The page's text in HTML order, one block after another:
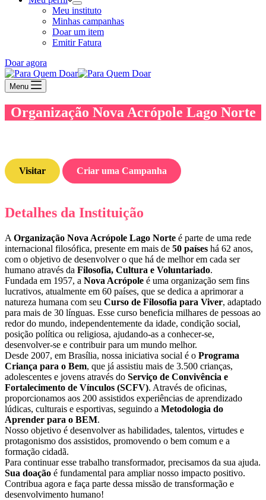
Meu instituto
Minhas campanhas
Doar um item
Emitir Fatura
Doar agora
Menu
Organização Nova Acrópole Lago Norte
Visitar Criar uma Campanha
Detalhes da Instituição
A Organização Nova Acrópole Lago Norte é parte de uma rede
internacional filosófica, presente em mais de 50 países há 62 anos,
com o objetivo de desenvolver o que há de melhor em cada ser
humano através da Filosofia, Cultura e Voluntariado.
Fundada em 1957, a Nova Acrópole é uma organização sem fins
lucrativos, atualmente em 60 países, que se dedica a aprimorar a
natureza humana com seu Curso de Filosofia para Viver, adaptado
para mais de 30 línguas. Esse curso beneficia milhares de pessoas ao
redor do mundo, independentemente da idade, condição social,
posição política ou religiosa, ajudando-as a conhecer-se,
desenvolver-se e contribuir para um mundo melhor.
Desde 2007, em Brasília, nossa iniciativa social é o Programa
Criança para o Bem, que já assistiu mais de 3.500 crianças,
adolescentes e jovens através do Serviço de Convivência e
Fortalecimento de Vínculos (SCFV). Através de oficinas,
proporcionamos aos 200 assistidos experiências de aprendizado
lúdicas, culturais e esportivas, seguindo a Metodologia do
Aprender para o BEM.
Nosso objetivo é desenvolver as habilidades, talentos, virtudes e
protagonismo dos assistidos, promovendo o bem comum e a
formação cidadã.
Para continuar esse trabalho transformador, precisamos da sua ajuda.
Sua doação é fundamental para ampliar nosso impacto positivo.
Contribua agora e faça parte dessa missão de transformação e
desenvolvimento humano!